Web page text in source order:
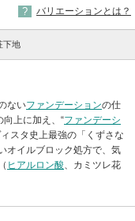
バリエーションとは？
下地
ないファンデーションの仕
向上に加え、“ファンデーシ
スタ史上最強の「くずさな
オイルブロック処方で、気
ヒアルロン酸、カミツレ花